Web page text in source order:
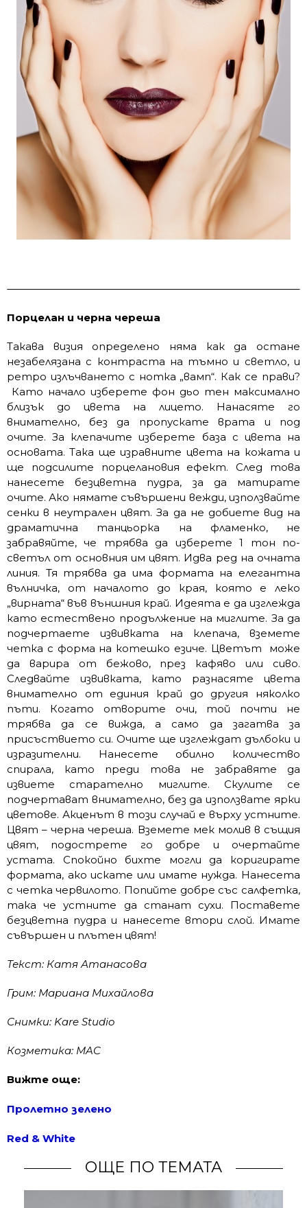
Порцелан и черна череша
Такава визия определено няма как да остане
незабелязана с контраста на тъмно и светло, и
ретро излъчването с нотка „вамп“. Как се прави?
Като начало изберете фон дьо тен максимално
близък до цвета на лицето. Нанасяте го
внимателно, без да пропускате врата и под
очите. За клепачите изберете база с цвета на
основата. Така ще изравните цвета на кожата и
ще подсилите порцелановия ефект. След това
нанесете безцветна пудра, за да матирате
очите. Ако нямате съвършени вежди, използвайте
сенки в неутрален цвят. За да не добиете вид на
драматична танцьорка на фламенко, не
забравяйте, че трябва да изберете 1 тон по-
светъл от основния им цвят. Идва ред на очната
линия. Тя трябва да има формата на елегантна
вълничка, от началото до края, която е леко
„вирната“ във външния край. Идеята е да изглежда
като естествено продължение на миглите. За да
подчертаете извивката на клепача, вземете
четка с форма на котешко езиче. Цветът може
да варира от бежово, през кафяво или сиво.
Следвайте извивката, като разнасяте цвета
внимателно от единия край до другия няколко
пъти. Когато отворите очи, той почти не
трябва да се вижда, а само да загатва за
присъствието си. Очите ще изглеждат дълбоки и
изразителни. Нанесете обилно количество
спирала, като преди това не забравяте да
извиете старателно миглите. Скулите се
подчертават внимателно, без да използвате ярки
цветове. Акценът в този случай е върху устните.
Цвят – черна череша. Вземете мек молив в същия
цвят, подострете го добре и очертайте
устата. Спокойно бихте могли да коригирате
формата, ако искате или имате нужда. Нанесета
с четка червилото. Попийте добре със салфетка,
така че устните да станат сухи. Поставете
безцветна пудра и нанесете втори слой. Имате
съвършен и плътен цвят!
Текст: Катя Атанасова
Грим: Мариана Михайлова
Снимки: Kare Studio
Козметика: MAC
Вижте още:
Пролетно зелено
Red & White
ОЩЕ ПО ТЕМАТА